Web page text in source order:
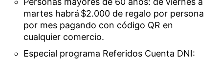
martes habrá $2.000 de regalo por persona
por mes pagando con código QR en
cualquier comercio.
Especial programa Referidos Cuenta DNI: